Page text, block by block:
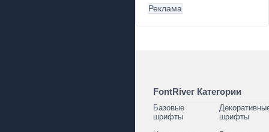
Реклама
FontRiver Категории
Базовые
шрифты
шрифты